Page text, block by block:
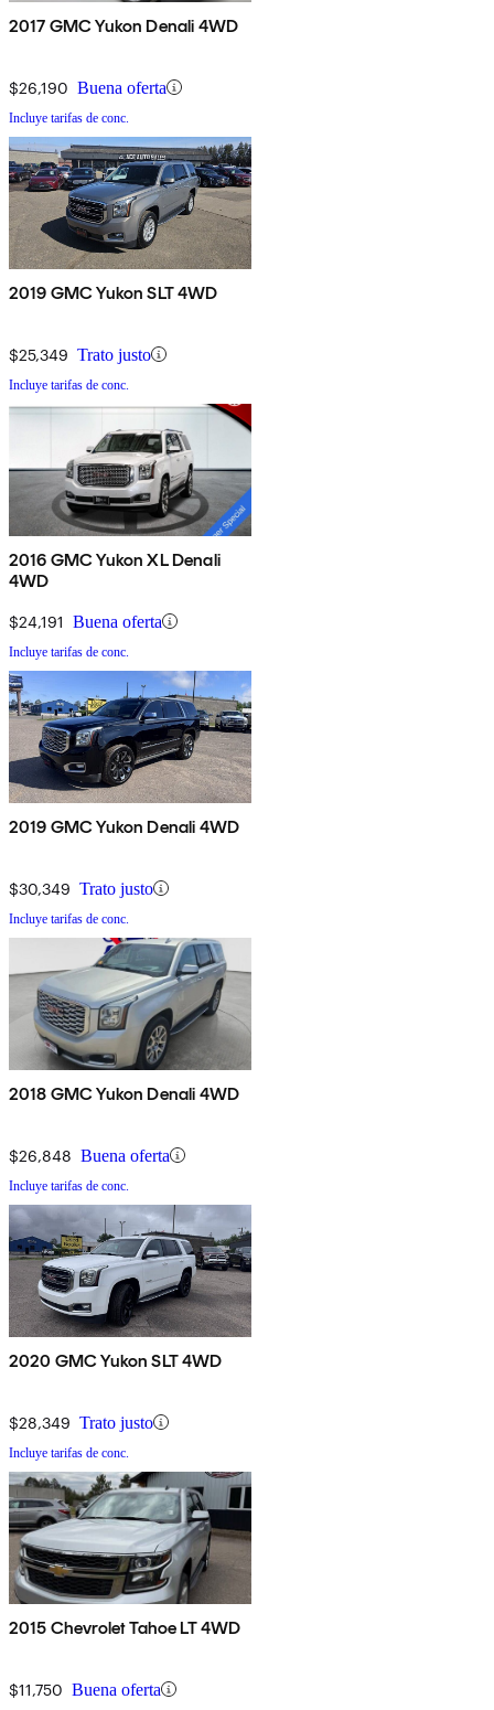
2017 GMC Yukon Denali 4WD
$26,190 Buena oferta
Incluye tarifas de conc.
2019 GMC Yukon SLT 4WD
$25,349 Trato justo
Incluye tarifas de conc.
2016 GMC Yukon XL Denali
4WD
$24,191 Buena oferta
Incluye tarifas de conc.
2019 GMC Yukon Denali 4WD
$30,349 Trato justo
Incluye tarifas de conc.
2018 GMC Yukon Denali 4WD
$26,848 Buena oferta
Incluye tarifas de conc.
2020 GMC Yukon SLT 4WD
$28,349 Trato justo
Incluye tarifas de conc.
2015 Chevrolet Tahoe LT 4WD
$11,750 Buena oferta